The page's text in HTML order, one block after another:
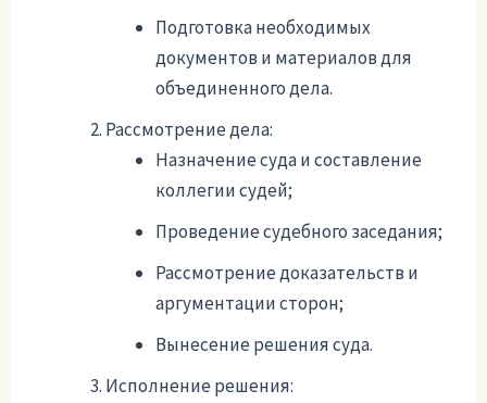
Подготовка необходимых
документов и материалов для
объединенного дела.
Рассмотрение дела:
Назначение суда и составление
коллегии судей;
Проведение судебного заседания;
Рассмотрение доказательств и
аргументации сторон;
Вынесение решения суда.
Исполнение решения: